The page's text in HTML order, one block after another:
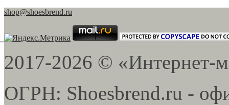
shop@shoesbrend.ru
2017-2026 © «Интернет-
ОГРН: Shoesbrend.ru -